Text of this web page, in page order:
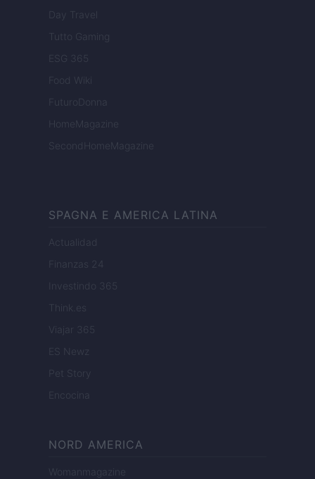
Day Travel
Tutto Gaming
ESG 365
Food Wiki
FuturoDonna
HomeMagazine
SecondHomeMagazine
SPAGNA E AMERICA LATINA
Actualidad
Finanzas 24
Investindo 365
Think.es
Viajar 365
ES Newz
Pet Story
Encocina
NORD AMERICA
Womanmagazine